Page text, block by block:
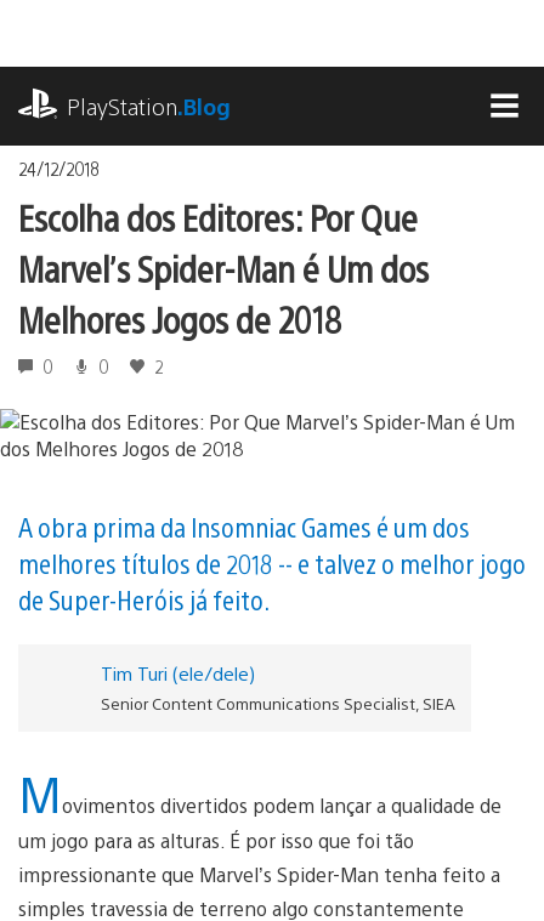
o
conteúdoPlayStation.Blog
24/12/2018
Escolha dos Editores: Por Que
Marvel’s Spider-Man é Um dos
Melhores Jogos de 2018
0 0 2
A obra prima da Insomniac Games é um dos
melhores títulos de 2018 -- e talvez o melhor jogo
de Super-Heróis já feito.
Tim Turi (ele/dele)
Senior Content Communications Specialist, SIEA
Movimentos divertidos podem lançar a qualidade de
um jogo para as alturas. É por isso que foi tão
impressionante que Marvel’s Spider-Man tenha feito a
simples travessia de terreno algo constantemente